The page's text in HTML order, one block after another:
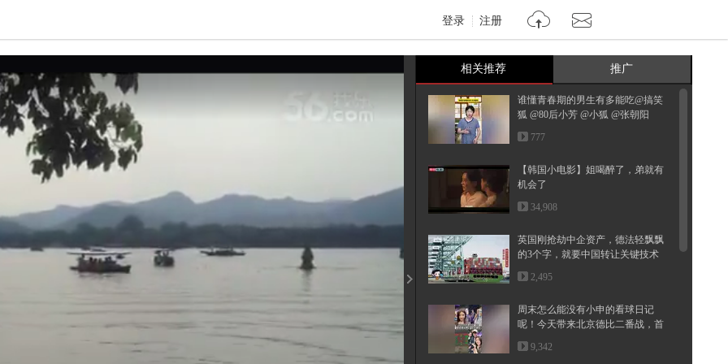
登录 注册
100
相关推荐 推广
谁懂青春期的男生有多能吃@搞笑
狐 @80后小芳 @小狐 @张朝阳
777
【韩国小电影】姐喝醉了，弟就有
机会了
34,908
英国刚抢劫中企资产，德法轻飘飘
的3个字，就要中国转让关键技术
2,495
周末怎么能没有小申的看球日记
呢！今天带来北京德比二番战，首
钢和...
9,342